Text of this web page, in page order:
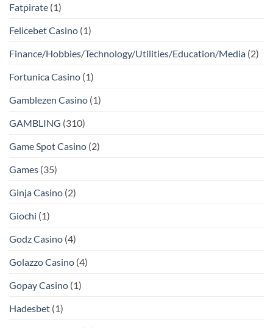
Fatpirate (1)
Felicebet Casino (1)
Finance/Hobbies/Technology/Utilities/Education/Media (2)
Fortunica Casino (1)
Gamblezen Casino (1)
GAMBLING (310)
Game Spot Casino (2)
Games (35)
Ginja Casino (2)
Giochi (1)
Godz Casino (4)
Golazzo Casino (4)
Gopay Casino (1)
Hadesbet (1)